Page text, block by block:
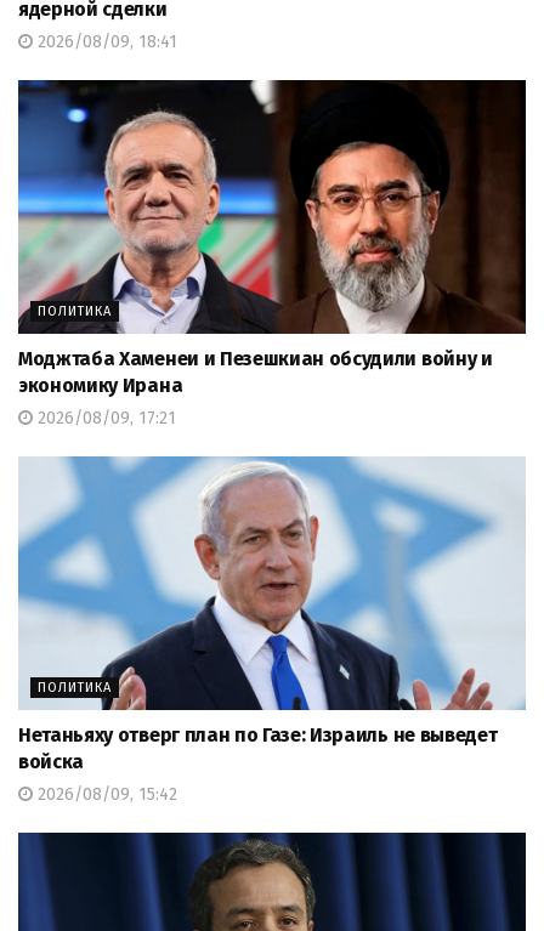
ядерной сделки
2026/08/09, 18:41
ПОЛИТИКА
Моджтаба Хаменеи и Пезешкиан обсудили войну и
экономику Ирана
2026/08/09, 17:21
ПОЛИТИКА
Нетаньяху отверг план по Газе: Израиль не выведет
войска
2026/08/09, 15:42